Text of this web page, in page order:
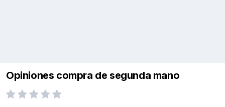
Opiniones compra de segunda mano